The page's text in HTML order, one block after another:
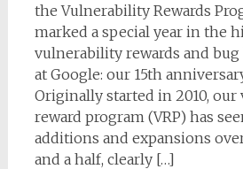
the Vulnerability Rewards
marked a special year in the
vulnerability rewards and
at Google: our 15th
Originally started in 2010,
reward program (VRP) has
additions and expansions
and a half, clearly […]